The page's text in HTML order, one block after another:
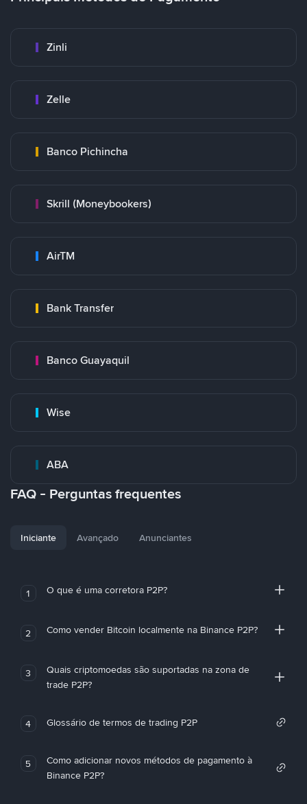
Zinli
Zelle
Banco Pichincha
Skrill (Moneybookers)
AirTM
Bank Transfer
Banco Guayaquil
Wise
ABA
FAQ - Perguntas frequentes
Iniciante Avançado Anunciantes
1 O que é uma corretora P2P?
2 Como vender Bitcoin localmente na Binance P2P?
3
Quais criptomoedas são suportadas na zona de
trade P2P?
4 Glossário de termos de trading P2P
5
Como adicionar novos métodos de pagamento à
Binance P2P?